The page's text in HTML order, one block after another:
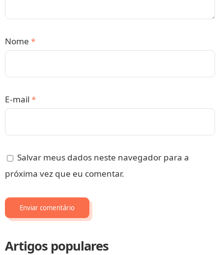
Nome *
E-mail *
Salvar meus dados neste navegador para a
próxima vez que eu comentar.
Artigos populares